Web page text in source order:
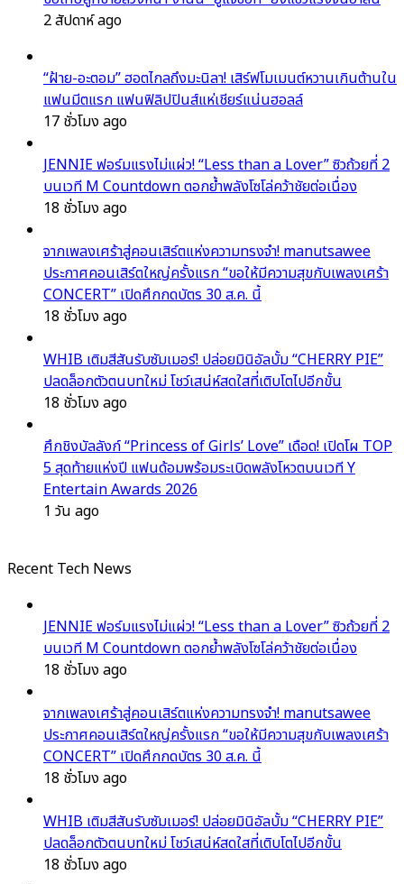
2 สัปดาห์ ago
“ฝ้าย-อะตอม” ฮอตไกลถึงมะนิลา! เสิร์ฟโมเมนต์หวานเกินต้านใน
แฟนมีตแรก แฟนฟิลิปปินส์แห่เชียร์แน่นฮอลล์
17 ชั่วโมง ago
JENNIE ฟอร์มแรงไม่แผ่ว! “Less than a Lover” ซิวถ้วยที่ 2
บนเวที M Countdown ตอกย้ำพลังโซโล่คว้าชัยต่อเนื่อง
18 ชั่วโมง ago
จากเพลงเศร้าสู่คอนเสิร์ตแห่งความทรงจำ! manutsawee
ประกาศคอนเสิร์ตใหญ่ครั้งแรก “ขอให้มีความสุขกับเพลงเศร้า
CONCERT” เปิดศึกกดบัตร 30 ส.ค. นี้
18 ชั่วโมง ago
WHIB เติมสีสันรับซัมเมอร์! ปล่อยมินิอัลบั้ม “CHERRY PIE”
ปลดล็อกตัวตนบทใหม่ โชว์เสน่ห์สดใสที่เติบโตไปอีกขั้น
18 ชั่วโมง ago
ศึกชิงบัลลังก์ “Princess of Girls’ Love” เดือด! เปิดโผ TOP
5 สุดท้ายแห่งปี แฟนด้อมพร้อมระเบิดพลังโหวตบนเวที Y
Entertain Awards 2026
1 วัน ago
Recent Tech News
JENNIE ฟอร์มแรงไม่แผ่ว! “Less than a Lover” ซิวถ้วยที่ 2
บนเวที M Countdown ตอกย้ำพลังโซโล่คว้าชัยต่อเนื่อง
18 ชั่วโมง ago
จากเพลงเศร้าสู่คอนเสิร์ตแห่งความทรงจำ! manutsawee
ประกาศคอนเสิร์ตใหญ่ครั้งแรก “ขอให้มีความสุขกับเพลงเศร้า
CONCERT” เปิดศึกกดบัตร 30 ส.ค. นี้
18 ชั่วโมง ago
WHIB เติมสีสันรับซัมเมอร์! ปล่อยมินิอัลบั้ม “CHERRY PIE”
ปลดล็อกตัวตนบทใหม่ โชว์เสน่ห์สดใสที่เติบโตไปอีกขั้น
18 ชั่วโมง ago